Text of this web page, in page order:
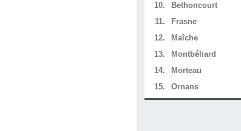
10.
Bethoncourt
11.
Frasne
12.
Maîche
13.
Montbéliard
14.
Morteau
15.
Ornans